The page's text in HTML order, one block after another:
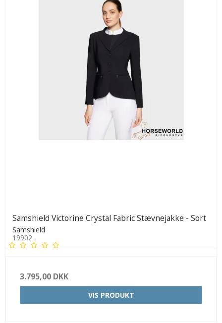
Samshield Victorine Crystal Fabric Stævnejakke - Sort
Samshield
19902
3.795,00 DKK
VIS PRODUKT